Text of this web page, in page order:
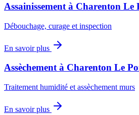
Assainissement à Charenton Le
Débouchage, curage et inspection
En savoir plus
Assèchementà Charenton Le
Traitement humidité et assèchement murs
En savoir plus